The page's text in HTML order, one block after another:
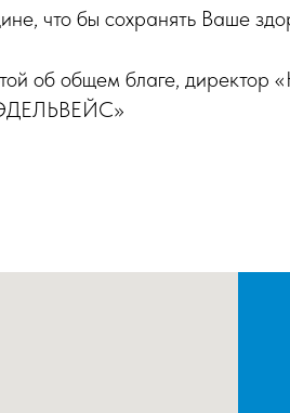
что бы сохранять Ваше
об общем благе, директор
ЭДЕЛЬВЕЙС»